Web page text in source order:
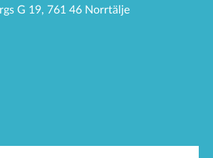
G 19, 761 46 Norrtälje